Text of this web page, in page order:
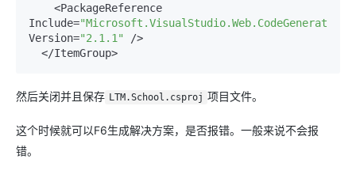
Include=
Version="2.1.1"
/>
然后关闭并且保存 LTM.School.csproj 项目文件。
这个时候就可以F6生成解决方案，是否报错。一般来说不会报
错。